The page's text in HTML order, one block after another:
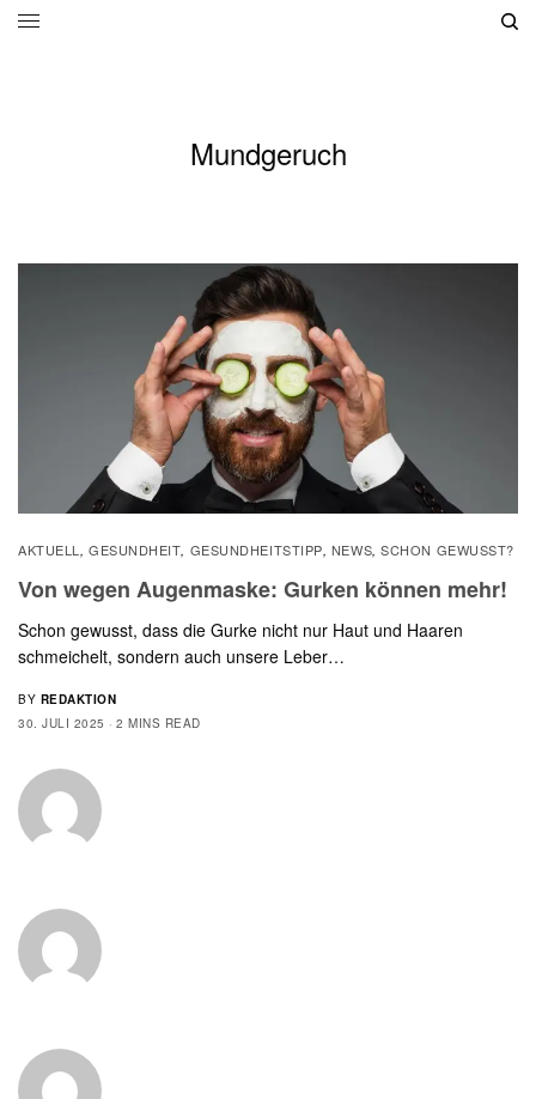
Mundgeruch
AKTUELL , GESUNDHEIT, GESUNDHEITSTIPP, NEWS,SCHON GEWUSST?
Von wegen Augenmaske: Gurken können mehr!
Schon gewusst, dass die Gurke nicht nur Haut und Haaren
schmeichelt, sondern auch unsere Leber…
BY REDAKTION
30. JULI 2025
2 MINS READ